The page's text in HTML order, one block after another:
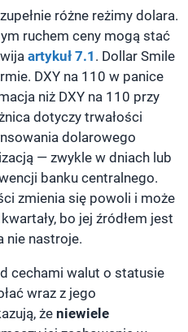
różne reżimy dolara.
ruchem ceny mogą stać
artykuł 7.1 . Dollar Smile
DXY na 110 w panice
niż DXY na 110 przy
dotyczy trwałości
dolarowego
— zwykle w dniach lub
banku centralnego.
zmienia się powoli i może
bo jej źródłem jest
nie nastroje.
cechami walut o statusie
wraz z jego
żeniewiele